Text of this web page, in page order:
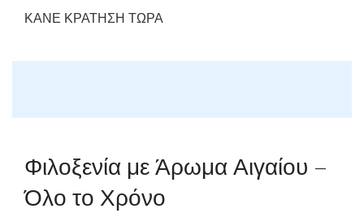
ΚΑΝΕ ΚΡΑΤΗΣΗ ΤΩΡΑ
Φιλοξενία με Άρωμα Αιγαίου –
Όλο το Χρόνο